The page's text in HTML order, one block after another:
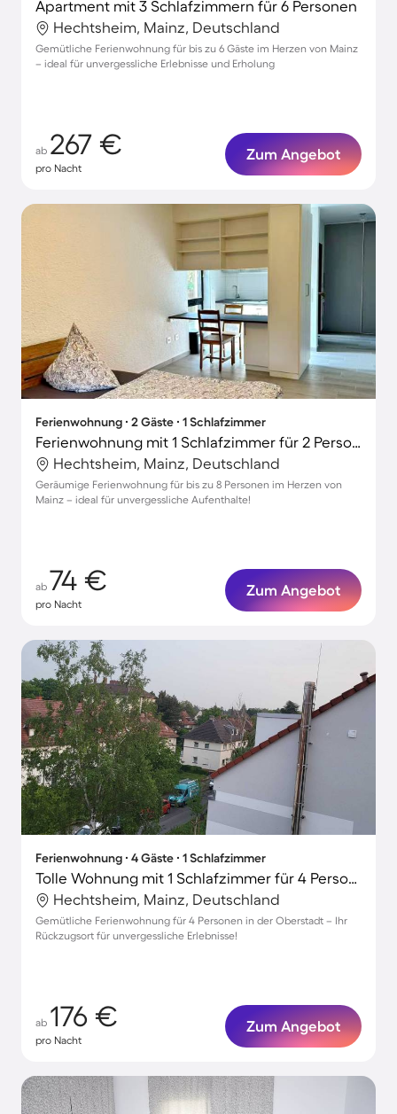
Apartment mit 3 Schlafzimmern für 6 Personen
Hechtsheim, Mainz, Deutschland
Gemütliche Ferienwohnung für bis zu 6 Gäste im Herzen von Mainz
– ideal für unvergessliche Erlebnisse und Erholung
ab 267 €
pro Nacht
Zum Angebot
Ferienwohnung ∙ 2 Gäste ∙ 1 Schlafzimmer
Ferienwohnung mit 1 Schlafzimmer für 2 Personen
Hechtsheim, Mainz, Deutschland
Geräumige Ferienwohnung für bis zu 8 Personen im Herzen von
Mainz – ideal für unvergessliche Aufenthalte!
ab 74 €
pro Nacht
Zum Angebot
Ferienwohnung ∙ 4 Gäste ∙ 1 Schlafzimmer
Tolle Wohnung mit 1 Schlafzimmer für 4 Personen
Hechtsheim, Mainz, Deutschland
Gemütliche Ferienwohnung für 4 Personen in der Oberstadt – Ihr
Rückzugsort für unvergessliche Erlebnisse!
ab 176 €
pro Nacht
Zum Angebot